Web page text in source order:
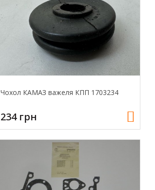
Чохол КАМАЗ важеля КПП 1703234
234 грн